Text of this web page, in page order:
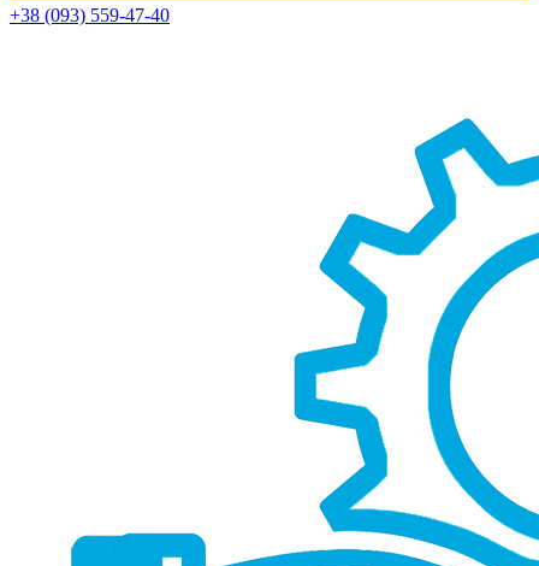
+38 (093) 559-47-40